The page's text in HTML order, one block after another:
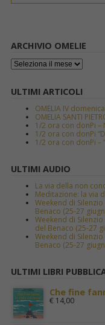
ARCHIVIO OMELIE
ULTIMI ARTICOLI
OMELIA IV
OMELIA SANTI
1/2 ora con donPi –
1/2 ora con donPi
1/2 ora con donPi –
ULTIMI AUDIO
La via della non
Meditazione: la via
Weekend di
Benaco (25-27
Weekend di
del Benaco (25-27
Weekend di
Benaco (25-27
ULTIMI LIBRI
Che fine
€14,00